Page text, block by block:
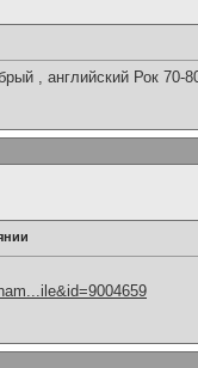
, английский Рок 70-